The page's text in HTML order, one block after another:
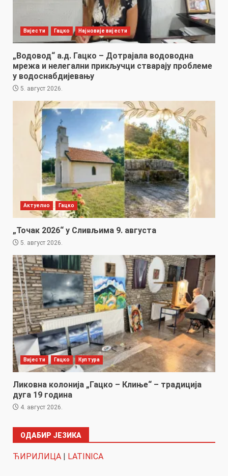
Вијести Гацко Најновије вијести
„Водовод“ а.д. Гацко – Дотрајала водоводна
мрежа и нелегални прикључци стварају проблеме
у водоснабдијевању
5. август 2026.
Актуелно Гацко
„Точак 2026“ у Сливљима 9. августа
5. август 2026.
Вијести Гацко Култура
Ликовна колонија „Гацко – Клиње“ – традиција
дуга 19 година
4. август 2026.
ОДАБИР ЈЕЗИКА
ЋИРИЛИЦА | LATINICA